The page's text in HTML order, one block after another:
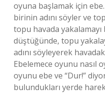
oyuna başlamak için
birinin adını söyler ve
topu havada yakalamayı
düştüğünde, topu
adını söyleyerek
Ebelemece oyunu nasıl
oyunu ebe ve “Dur!”
bulundukları yerde